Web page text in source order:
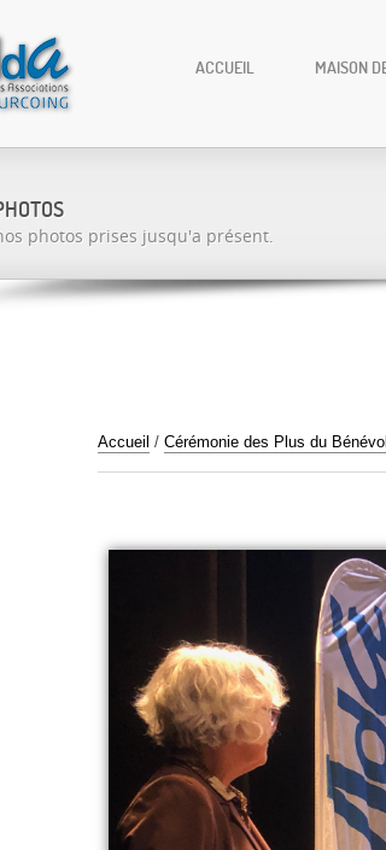
ACCUEIL MAISON
photos prises jusqu'a présent.
Accueil / Cérémonie des Plus du